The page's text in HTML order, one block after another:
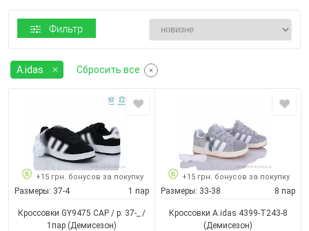
Фильтр
A.idas Сбросить все
+15 грн. бонусов за покупку
Размеры: 37-4 1 пар
Кроссовки GY9475 CAP / p. 37-_ /
1пар (Демисезон)
+15 грн. бонусов за покупку
Размеры: 33-38 8 пар
Кроссовки A.idas 4399-T243-8
(Демисезон)